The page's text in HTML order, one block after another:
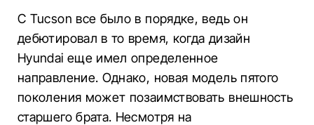
С Tucson все было в порядке, ведь он
дебютировал в то время, когда дизайн
Hyundai еще имел определенное
направление. Однако, новая модель пятого
поколения может позаимствовать внешность
старшего брата. Несмотря на